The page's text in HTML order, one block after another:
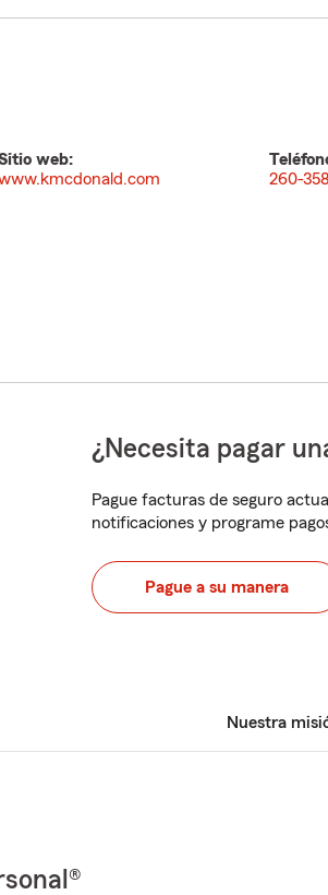
web:
260-
¿Necesita pagar
Pague facturas de seguro
notificaciones y programe
Pague a su manera
Nuestra